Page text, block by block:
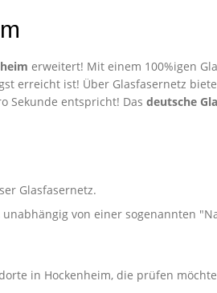
erweitert! Mit einem 100%igen
erreicht ist! Über Glasfasernetz
Sekunde entspricht! Das deutsche
Glasfasernetz.
von einer sogenannten
in Hockenheim, die prüfen